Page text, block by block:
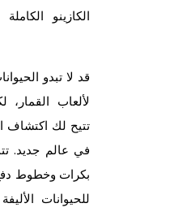
الكازينو
قد لا تبدو
في عالم جديد.
بكرات وخطوط
للحيوانات